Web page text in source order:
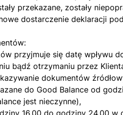
przekazane, zostały
dostarczenie deklaracji
przyjmuje się datę wpływu
bądź otrzymaniu przez
dokumentów
do Good Balance od
jest nieczynne),
16.00 do godziny 24.00